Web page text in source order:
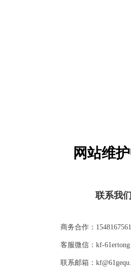
网站维
联系我们
商务合作：1548167561
客服微信：kf-61ertong
联系邮箱：